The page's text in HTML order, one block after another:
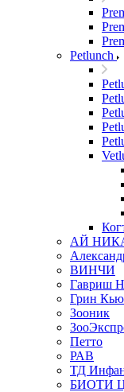
Petlunch
АЙ
ВИНЧИ
Гавриш
Грин
Зооник
Петто
РАВ
ТД
БИОТИ